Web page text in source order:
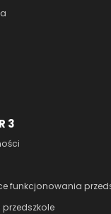
3
funkcjonowania